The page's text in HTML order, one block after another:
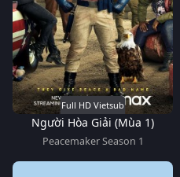
Full HD Vietsub
Người Hòa Giải (Mùa 1)
Peacemaker Season 1